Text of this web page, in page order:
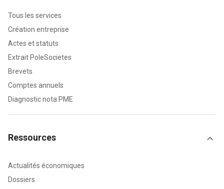
Tous les services
Création entreprise
Actes et statuts
Extrait PoleSocietes
Brevets
Comptes annuels
Diagnostic nota PME
Ressources
Actualités économiques
Dossiers